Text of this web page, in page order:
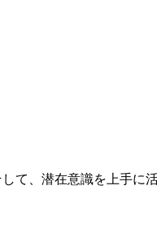
て、潜在意識を上手に